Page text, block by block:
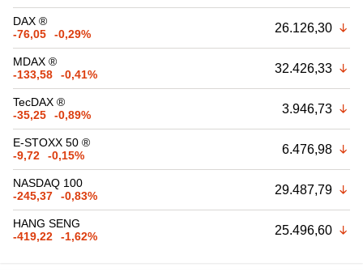
DAX ®
-76,05
-0,29% 26.126,30
MDAX ®
-133,58
-0,41% 32.426,33
TecDAX ®
-35,25
-0,89% 3.946,73
E-STOXX 50 ®
-9,72
-0,15% 6.476,98
NASDAQ 100
-245,37
-0,83% 29.487,79
HANG SENG
-419,22
-1,62% 25.496,60